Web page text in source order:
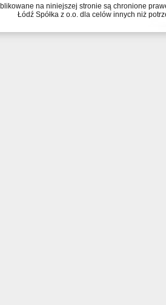
na niniejszej stronie są chronione
Łódź Spółka z o.o. dla celów innych niż